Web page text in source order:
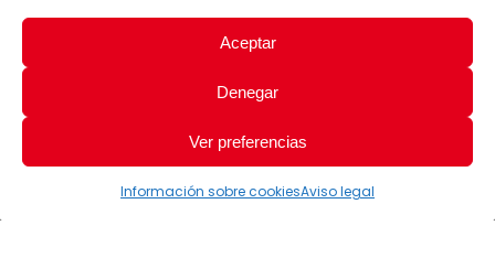
Aceptar
Denegar
Ver preferencias
Información sobre cookiesAviso legal